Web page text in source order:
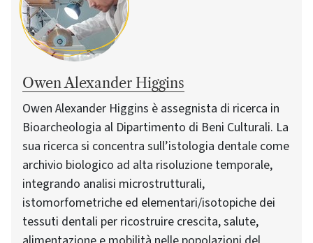
Owen Alexander Higgins
Owen Alexander Higgins è assegnista di ricerca in
Bioarcheologia al Dipartimento di Beni Culturali. La
sua ricerca si concentra sull’istologia dentale come
archivio biologico ad alta risoluzione temporale,
integrando analisi microstrutturali,
istomorfometriche ed elementari/isotopiche dei
tessuti dentali per ricostruire crescita, salute,